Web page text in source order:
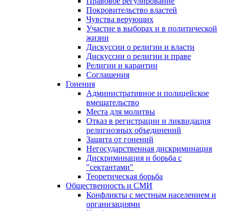
Покровительство властей
Чувства верующих
Участие в выборах и в политической
жизни
Дискуссии о религии и власти
Дискуссии о религии и праве
Религии и карантин
Соглашения
Гонения
Административное и полицейское
вмешательство
Места для молитвы
Отказ в регистрации и ликвидация
религиозных объединений
Защита от гонений
Негосударственная дискриминация
Дискриминация и борьба с
"сектантами"
Теоретическая борьба
Общественность и СМИ
Конфликты с местным населением и
организациями